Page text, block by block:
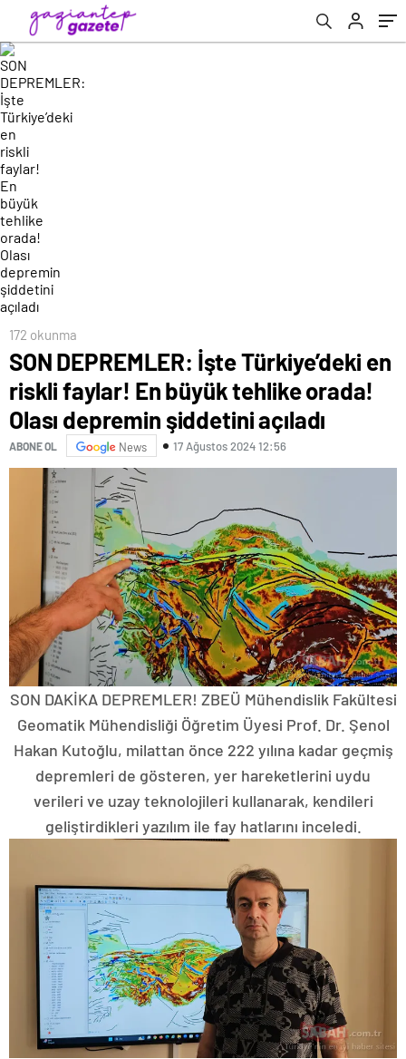
depremin şiddetini açıladı
172 okunma
SON DEPREMLER: İşte Türkiye’deki en
riskli faylar! En büyük tehlike orada!
Olası depremin şiddetini açıladı
ABONE OL News 17 Ağustos 2024 12:56
SON DAKİKA DEPREMLER! ZBEÜ Mühendislik Fakültesi
Geomatik Mühendisliği Öğretim Üyesi Prof. Dr. Şenol
Hakan Kutoğlu, milattan önce 222 yılına kadar geçmiş
depremleri de gösteren, yer hareketlerini uydu
verileri ve uzay teknolojileri kullanarak, kendileri
geliştirdikleri yazılım ile fay hatlarını inceledi.